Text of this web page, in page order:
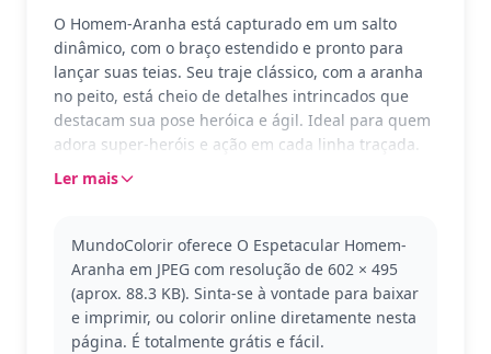
O Homem-Aranha está capturado em um salto
dinâmico, com o braço estendido e pronto para
lançar suas teias. Seu traje clássico, com a aranha
no peito, está cheio de detalhes intrincados que
destacam sua pose heróica e ágil. Ideal para quem
adora super-heróis e ação em cada linha traçada.
Este é o Espetacular Homem-Aranha, um dos
de justiça, ele é um ícone da série e continua a
inspirar gerações. Confira outras versões e
personagens do universo dos super-heróis para
expandir sua coleção de páginas para colorir.
Ler mais
MundoColorir oferece O Espetacular Homem-
Aranha em JPEG com resolução de 602 × 495
(aprox. 88.3 KB). Sinta-se à vontade para baixar
e imprimir, ou colorir online diretamente nesta
página. É totalmente grátis e fácil.